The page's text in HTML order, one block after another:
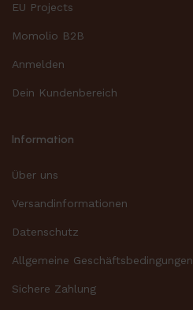
EU Projects
Momolio B2B
Anmelden
Dein Kundenbereich
Information
Über uns
Versandinformationen
Datenschutz
Allgemeine Geschäftsbedingungen
Sichere Zahlung